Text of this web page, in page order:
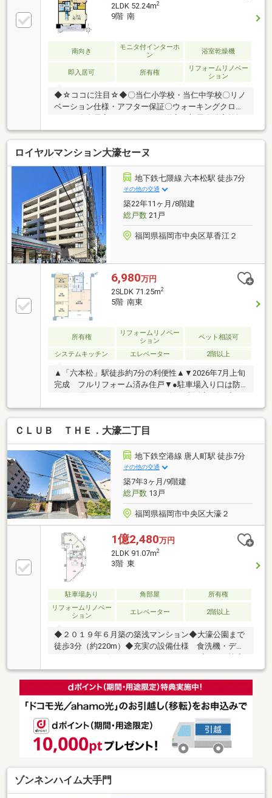
2LDK 52.24m2
9階 南
南向き
モニタ付インターホ
ン
浴室乾燥機
即入居可 所有権
リフォームリノベー
ション
◆☆ココに注目☆◆〇当仁小学校・当仁中学校〇リノ
ベーション仕様・アフター保証〇ウォーキングクロー
機・浄水器付き〇専有部給排水管交換〇角住戸・通風
＆陽当たり良好〇ファミリーマート荒戸二丁目店 徒
歩３分〇マックスバリュ エクスプレス港町店 徒歩
３分◆☆新品リノベーション施工☆◆○システムキッ
チン、ユニットバス、トイレ○洗面化粧台、クロス、
フローリング貼替○建具、ダウンライト、収納など■ご
見学は直接スタッフまでどうぞ■※もりやま（０９０－
７９２３ー８５３２)
ロイヤルマンション大濠セーヌ
地下鉄七隈線 六本松駅 徒歩7分
その他の交通
築22年11ヶ月/8階建
総戸数21戸
福岡県福岡市中央区草香江２
6,980万円
2SLDK 71.25m2
5階 南東
所有権
リフォームリノベー
ション
ペット相談可
システムキッチン エレベーター 2階以上
▲「六本松」駅徒歩約7分の利便性▲▼2026年7月上旬
完成 フルリフォーム済み住戸▼●駐車場入り口は防
きる2重床構造を採用●開放感のある2.25mのハイサッ
シを採用●遮音性や結露防止効果・断熱性に優れたペ
アガラスを採用●大濠公園まで徒歩約6分●リビング部
分は開放感のある折り上げ天井を採用●アウトポール
設計を採用●廊下部分をコンパクトにし、居室空間に
面積を充てております。●2居室がリビングと接してい
るため、ご家族間のコミュニティー形成を行いやすい
間取り設計●バルコニー奥行約2.0m確保
ＣＬＵＢ ＴＨＥ．大濠二丁目
地下鉄空港線 唐人町駅 徒歩7分
その他の交通
築7年3ヶ月/9階建
総戸数13戸
福岡県福岡市中央区大濠２
1億2,480万円
2LDK 91.07m2
3階 東
駐車場あり 角部屋
所有権
リフォームリノベー
ション
エレベーター 2階以上
◆２０１９年６月築の築浅マンション◆大濠公園まで
徒歩3分（約220m）◆充実の設備仕様 食洗機・ディ
リフォーム内容（2026年1月完了済） クロス一部張
替え、洗面・トイレフロアタイル貼替え、水栓交換
（キッチン・シャワー・洗濯水栓・トイレ手洗い
器） トイレ交換、防水パン交換、ハウスクリーニン
校・・・徒歩4分（約290m）福岡市立当仁中学
校・・・徒歩19分（約1500m）大濠公園・・・徒歩3
分（約220m）マックスバリュエクスプレス大濠
ゾンネンハイム大手門